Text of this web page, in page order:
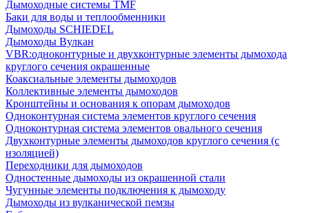
Дымоходные системы TMF
Баки для воды и теплообменники
Дымоходы SCHIEDEL
Дымоходы Вулкан
VBR:одноконтурные и двухконтурные элементы дымохода
круглого сечения окрашенные
Коаксиальные элементы дымоходов
Коллективные элементы дымоходов
Кронштейны и основания к опорам дымоходов
Одноконтурная система элементов круглого сечения
Одноконтурная система элементов овального сечения
Двухконтурные элементы дымоходов круглого сечения (с
изоляцией)
Переходники для дымоходов
Одностенные дымоходы из окрашенной стали
Чугунные элементы подключения к дымоходу
Дымоходы из вулканической пемзы